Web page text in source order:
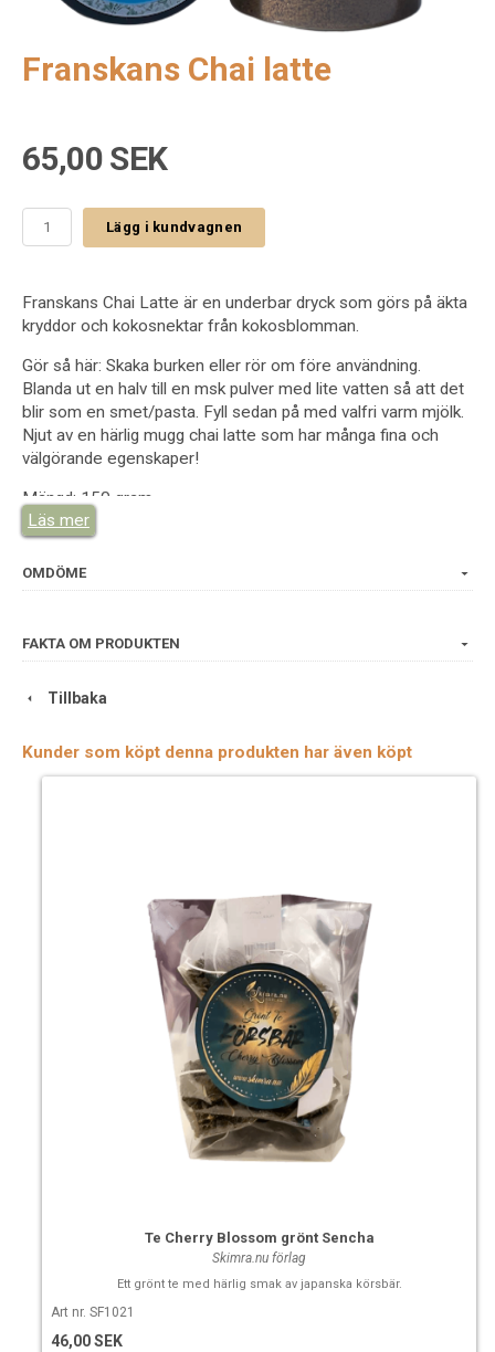
Franskans Chai latte
65,00 SEK
Lägg i kundvagnen
Franskans Chai Latte är en underbar dryck som görs på äkta
kryddor och kokosnektar från kokosblomman.
Gör så här: Skaka burken eller rör om före användning.
Blanda ut en halv till en msk pulver med lite vatten så att det
blir som en smet/pasta. Fyll sedan på med valfri varm mjölk.
Njut av en härlig mugg chai latte som har många fina och
välgörande egenskaper!
Mängd: 150 gram
Ingredienser: Kokossocker eko, kanel ceylon eko, ingefära
eko, kardemumma eko, kryddnejlika eko, citronskal eko,
svartpeppar eko, muskotnöt eko.
inspiration och goda smaker. En plats för alla sinnen i hjärtat
här.
igen till påsk. Varmt välkomna att boka bord.
Läs mer
OMDÖME
FAKTA OM PRODUKTEN
Tillbaka
Kunder som köpt denna produkten har även köpt
Te Cherry Blossom grönt Sencha
Skimra.nu förlag
Ett grönt te med härlig smak av japanska körsbär.
Art nr. SF1021
46,00 SEK